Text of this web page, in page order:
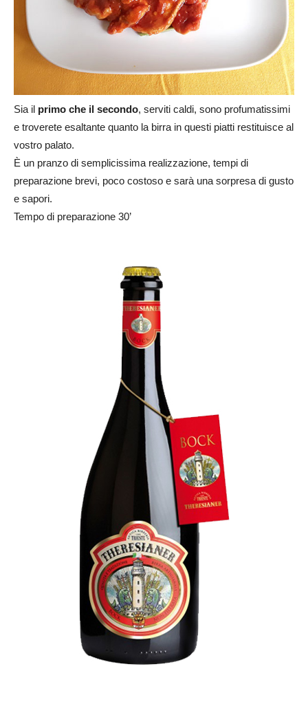
Sia il primo che il secondo, serviti caldi, sono profumatissimi
e troverete esaltante quanto la birra in questi piatti restituisce al
vostro palato.
È un pranzo di semplicissima realizzazione, tempi di
preparazione brevi, poco costoso e sarà una sorpresa di gusto
e sapori.
Tempo di preparazione 30’